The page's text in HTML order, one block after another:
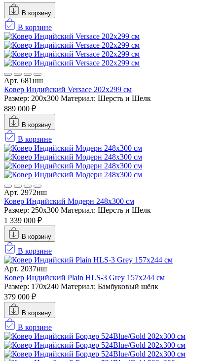
В корзину
В корзине
Арт. 681нш
Ковер Индийский Versace 202x299 см
Размер: 200x300 Материал: Шерсть и Шелк
889 000 ₽
В корзину
В корзине
Арт. 2972нш
Ковер Индийский Модерн 248x300 см
Размер: 250x300 Материал: Шерсть и Шелк
1 339 000 ₽
В корзину
В корзине
Арт. 2037нш
Ковер Индийский Plain HLS-3 Grey 157x244 см
Размер: 170x240 Материал: Бамбуковый шёлк
379 000 ₽
В корзину
В корзине